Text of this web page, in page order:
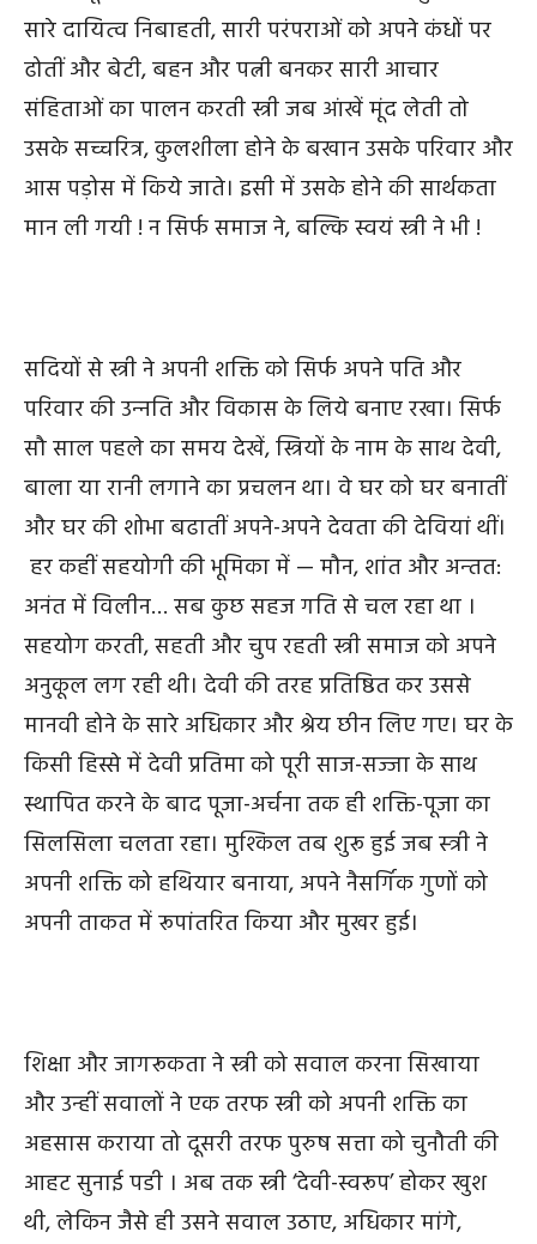
सारे दायित्व निबाहती,सारी परंपराओं को अपने कंधों पर
ढोतीं और बेटी,बहन और पत्नी बनकर सारी आचार
संहिताओं का पालन करती स्त्री जब आंखें मूंद लेती तो
उसके सच्चरित्र,कुलशीला होने के बखान उसके परिवार और
आस पड़ोस में किये जाते। इसीमेंउसकेहोनेकीसार्थकता
मानलीगयी ! नसिर्फसमाजने,बल्किस्वयंस्त्रीनेभी !
सदियों से स्त्री ने अपनी शक्ति को सिर्फ अपने पति और
परिवार की उन्‍नति और विकास के लिये बनाए रखा। सिर्फ
सौ साल पहले का समय देखें, स्त्रियों के नाम के साथ देवी,
बालाया रानी लगाने का प्रचलन था। वे घर को घर बनातीं
और घर की शोभा बढातीं अपने-अपने देवता की देवियां थीं।
हर कहीं सहयोगी की भूमिका में — मौन, शांत और अन्‍तत:
अनंत मेंविलीन… सब कुछ सहज गति से चल रहा था ।
सहयोग करती,सहती और चुप रहती स्त्री समाज को अपने
अनुकूल लग रही थी। देवी की तरह प्रतिष्ठित कर उससे
मानवी होने के सारे अधिकार और श्रेय छीन लिए गए। घर के
किसी हिस्से में देवी प्रतिमा को पूरी साज-सज्जा के साथ
स्थापित करने के बाद पूजा-अर्चना तक ही शक्ति-पूजा का
सिलसिला चलता रहा। मुश्किल तब शुरू हुई जब स्‍त्री ने
अपनी शक्ति को हथियार बनाया, अपने नैसर्गिक गुणों को
अपनी ताकत में रूपांतरित किया और मुखर हुई।
शिक्षा और जागरूकता ने स्त्री को सवाल करना सिखाया
और उन्हीं सवालों ने एक तरफ स्त्री को अपनी शक्ति का
अहसास कराया तो दूसरी तरफ पुरुष सत्ता को चुनौती की
आहट सुनाई पडी । अब तक स्त्री ‘देवी-स्वरूप’ होकर खुश
थी,लेकिन जैसे ही उसने सवाल उठाए, अधिकार मांगे,